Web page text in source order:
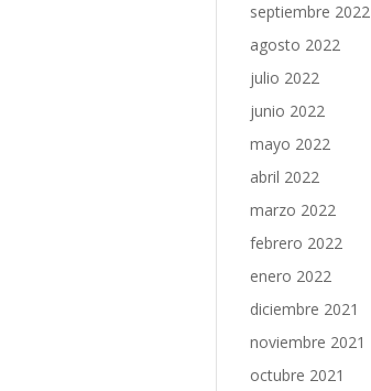
septiembre 2022
agosto 2022
julio 2022
junio 2022
mayo 2022
abril 2022
marzo 2022
febrero 2022
enero 2022
diciembre 2021
noviembre 2021
octubre 2021